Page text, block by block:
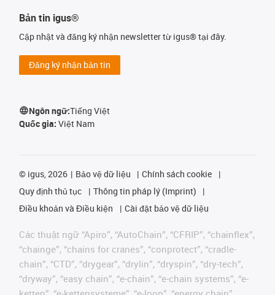
Bản tin igus®
Cập nhật và đăng ký nhận newsletter từ igus® tại đây.
Đăng ký nhận bản tin
Ngôn ngữ:Tiếng Việt
Quốc gia: Việt Nam
© igus, 2026 Bảo vệ dữ liệu
Chính sách cookie
Quy định thủ tục
Thông tin pháp lý (Imprint)
Điều khoản và Điều kiện
Cài đặt bảo vệ dữ liệu
Các thuật ngữ “Apiro”, “AutoChain”, “CFRIP”, “chainflex”,
“chainge”, “chains for cranes”, “conprotect”, “cradle-
chain”, “CTD”, “drygear”, “drylin”, “dryspin”, “dry-tech”,
“dryway”, “easy chain”, “e-chain”, “e-chain systems”, “e-